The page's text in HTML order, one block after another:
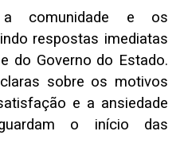
comunidade e os
respostas imediatas
do Governo do Estado.
sobre os motivos
e a ansiedade
o início das